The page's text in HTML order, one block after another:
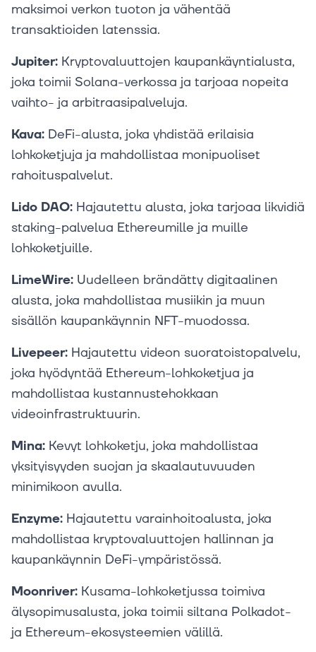
maksimoi verkon tuoton ja vähentää
transaktioiden latenssia.
Jupiter: Kryptovaluuttojen kaupankäyntialusta,
joka toimii Solana-verkossa ja tarjoaa nopeita
vaihto- ja arbitraasipalveluja.
Kava: DeFi-alusta, joka yhdistää erilaisia
lohkoketjuja ja mahdollistaa monipuoliset
rahoituspalvelut.
Lido DAO: Hajautettu alusta, joka tarjoaa likvidiä
staking-palvelua Ethereumille ja muille
lohkoketjuille.
LimeWire: Uudelleen brändätty digitaalinen
alusta, joka mahdollistaa musiikin ja muun
sisällön kaupankäynnin NFT-muodossa.
Livepeer: Hajautettu videon suoratoistopalvelu,
joka hyödyntää Ethereum-lohkoketjua ja
mahdollistaa kustannustehokkaan
videoinfrastruktuurin.
Mina: Kevyt lohkoketju, joka mahdollistaa
yksityisyyden suojan ja skaalautuvuuden
minimikoon avulla.
Enzyme: Hajautettu varainhoitoalusta, joka
mahdollistaa kryptovaluuttojen hallinnan ja
kaupankäynnin DeFi-ympäristössä.
Moonriver: Kusama-lohkoketjussa toimiva
älysopimusalusta, joka toimii siltana Polkadot-
ja Ethereum-ekosysteemien välillä.